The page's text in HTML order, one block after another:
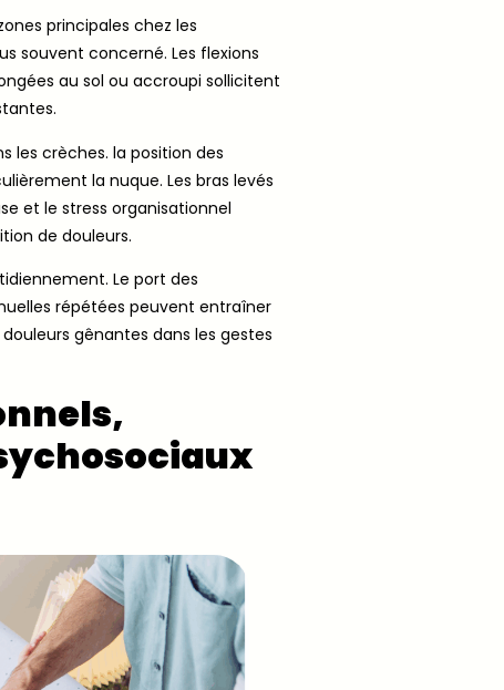
principales chez les
souvent concerné. Les flexions
au sol ou accroupi sollicitent
les crèches. la position des
la nuque. Les bras levés
et le stress organisationnel
de douleurs.
Le port des
répétées peuvent entraîner
gênantes dans les gestes